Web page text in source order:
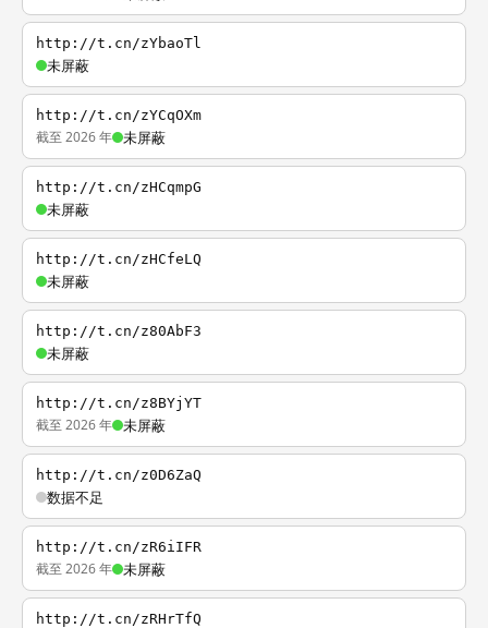
http://t.cn/zYbaoTl
未屏蔽
http://t.cn/zYCqOXm
截至 2026 年 未屏蔽
http://t.cn/zHCqmpG
未屏蔽
http://t.cn/zHCfeLQ
未屏蔽
http://t.cn/z80AbF3
未屏蔽
http://t.cn/z8BYjYT
截至 2026 年 未屏蔽
http://t.cn/z0D6ZaQ
数据不足
http://t.cn/zR6iIFR
截至 2026 年 未屏蔽
http://t.cn/zRHrTfQ